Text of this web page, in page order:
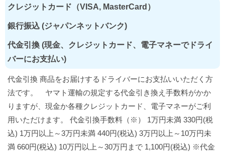
クレジットカード（VISA, MasterCard）
銀行振込 (ジャパンネットバンク)
代金引換 (現金、クレジットカード、電子マネーでドライ
バーにお支払い)
代金引換 商品をお届けするドライバーにお支払いいただく方
法です。 ヤマト運輸の規定する代金引き換え手数料がかか
りますが、現金か各種クレジットカード、電子マネーがご利
用いただけます。 代金引換手数料（※） 1万円未満 330円(税
込) 1万円以上～3万円未満 440円(税込) 3万円以上～10万円未
満 660円(税込) 10万円以上～30万円まで 1,100円(税込) ※代金